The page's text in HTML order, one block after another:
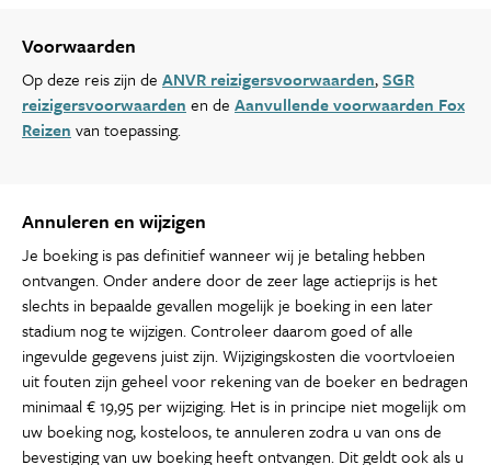
Voorwaarden
Op deze reis zijn de ANVR reizigersvoorwaarden,SGR
reizigersvoorwaarden en de Aanvullende voorwaarden Fox
Reizen van toepassing.
Annuleren en wijzigen
Je boeking is pas definitief wanneer wij je betaling hebben
ontvangen. Onder andere door de zeer lage actieprijs is het
slechts in bepaalde gevallen mogelijk je boeking in een later
stadium nog te wijzigen. Controleer daarom goed of alle
ingevulde gegevens juist zijn. Wijzigingskosten die voortvloeien
uit fouten zijn geheel voor rekening van de boeker en bedragen
minimaal € 19,95 per wijziging. Het is in principe niet mogelijk om
uw boeking nog, kosteloos, te annuleren zodra u van ons de
bevestiging van uw boeking heeft ontvangen. Dit geldt ook als u